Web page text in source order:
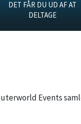
DET FÅR DU UD AF AT
DELTAGE
Events